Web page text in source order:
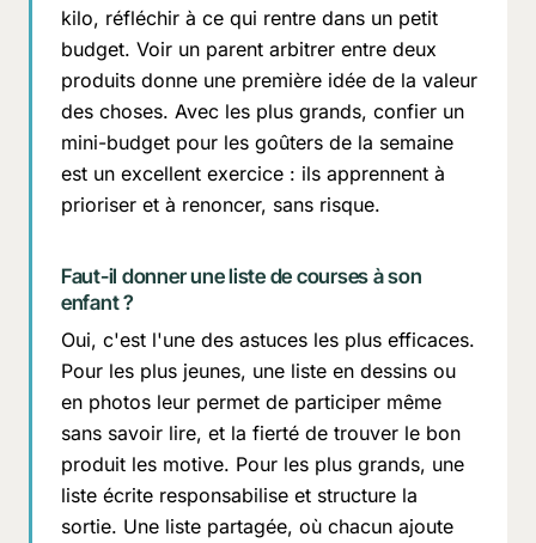
kilo, réfléchir à ce qui rentre dans un petit
budget. Voir un parent arbitrer entre deux
produits donne une première idée de la valeur
des choses. Avec les plus grands, confier un
mini-budget pour les goûters de la semaine
est un excellent exercice : ils apprennent à
prioriser et à renoncer, sans risque.
Faut-il donner une liste de courses à son
enfant ?
Oui, c'est l'une des astuces les plus efficaces.
Pour les plus jeunes, une liste en dessins ou
en photos leur permet de participer même
sans savoir lire, et la fierté de trouver le bon
produit les motive. Pour les plus grands, une
liste écrite responsabilise et structure la
sortie. Une liste partagée, où chacun ajoute